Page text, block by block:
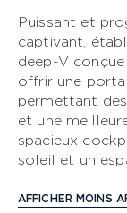
CLASSE F
CLASSE S
CLASSE V
Puissant et
captivant,
deep-V
offrir une
permettant
et une
spacieux
soleil et un
de hard-top au
AFFICHER MOINS